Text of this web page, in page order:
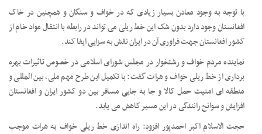
با توجه به وجود معادن بسیار زیادی که در خواف و سنگان و همچنین در خاک
افغانستان وجود دارد بدون شک این خط ریلی می تواند در رابطه با انتقال مواد خام از
کشور افغانستان جهت فراوری آن در ایران نقش به سزایی ایفا کند.
نماینده مردم خواف و رشتخوار در مجلس شورای اسلامی در خصوص تاثیرات بهره
برداری از خط ریلی خواف و هرات گفت: با تکمیل این طرح مهم ملی، بین المللی و
منطقه ای امنیت حمل کالا و جا به جایی مسافر بین دو کشور ایران و افغانستان
افزایش و سوانح رانندگی در این مسیر کاهش می یابد.
حجت الاسلام اکبر احمدپور افزود: راه اندازی خط ریلی خواف به هرات موجب